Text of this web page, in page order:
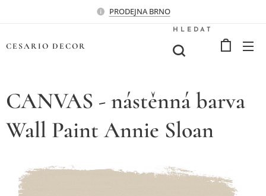
PRODEJNA BRNO
CESARIO DECOR
HLEDAT
CANVAS - nástěnná barva
Wall Paint Annie Sloan